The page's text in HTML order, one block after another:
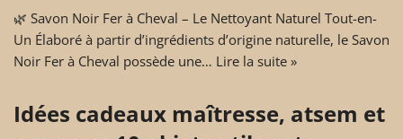
🌿 Savon Noir Fer à Cheval – Le Nettoyant Naturel Tout-en-
Un Élaboré à partir d’ingrédients d’origine naturelle, le Savon
Noir Fer à Cheval possède une… Lire la suite »
Idées cadeaux maîtresse, atsem et